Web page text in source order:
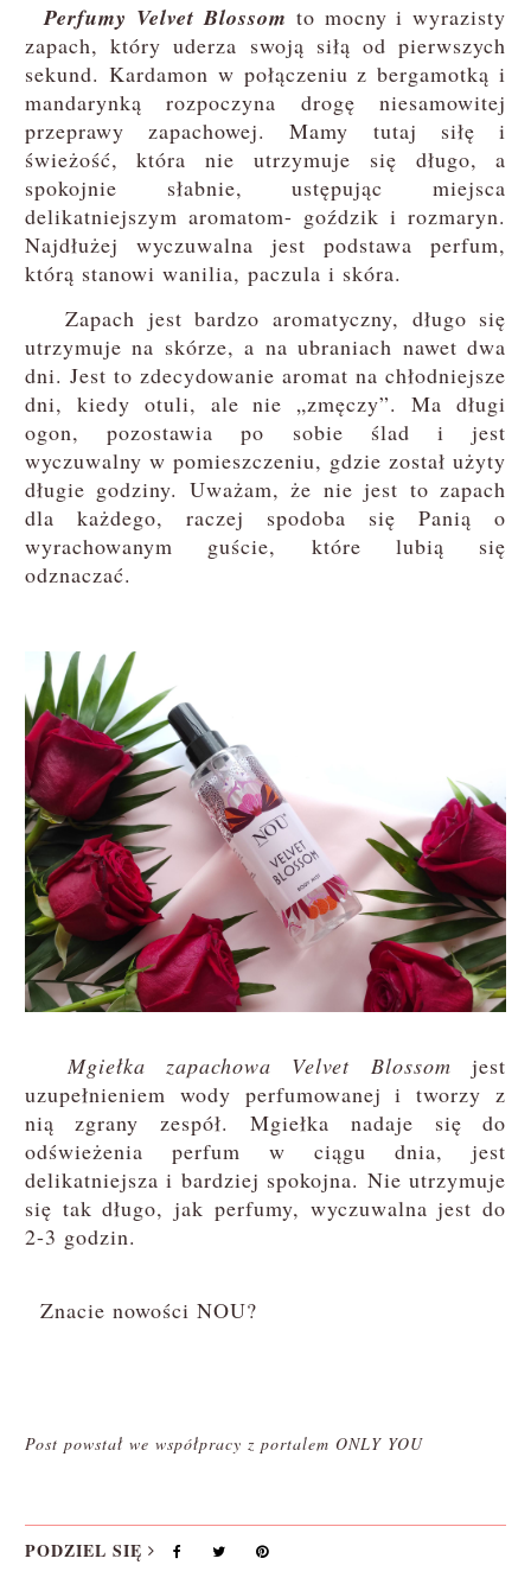
Perfumy Velvet Blossom to mocny i wyrazisty
zapach, który uderza swoją siłą od pierwszych
sekund. Kardamon w połączeniu z bergamotką i
mandarynką rozpoczyna drogę niesamowitej
przeprawy zapachowej. Mamy tutaj siłę i
świeżość, która nie utrzymuje się długo, a
spokojnie słabnie, ustępując miejsca
delikatniejszym aromatom- goździk i rozmaryn.
Najdłużej wyczuwalna jest podstawa perfum,
którą stanowi wanilia, paczula i skóra.
Zapach jest bardzo aromatyczny, długo się
utrzymuje na skórze, a na ubraniach nawet dwa
dni. Jest to zdecydowanie aromat na chłodniejsze
dni, kiedy otuli, ale nie „zmęczy”. Ma długi
ogon, pozostawia po sobie ślad i jest
wyczuwalny w pomieszczeniu, gdzie został użyty
długie godziny. Uważam, że nie jest to zapach
dla każdego, raczej spodoba się Panią o
wyrachowanym guście, które lubią się
odznaczać.
Mgiełka zapachowa Velvet Blossom jest
uzupełnieniem wody perfumowanej i tworzy z
nią zgrany zespół. Mgiełka nadaje się do
odświeżenia perfum w ciągu dnia, jest
delikatniejsza i bardziej spokojna. Nie utrzymuje
się tak długo, jak perfumy, wyczuwalna jest do
2-3 godzin.
Znacie nowości NOU?
Post powstał we współpracy z portalem ONLY YOU
PODZIEL SIĘ